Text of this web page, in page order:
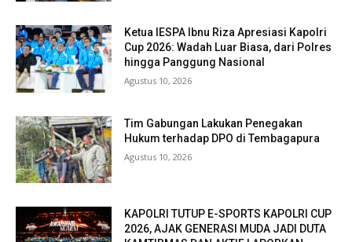
Ketua IESPA Ibnu Riza Apresiasi Kapolri
Cup 2026: Wadah Luar Biasa, dari Polres
hingga Panggung Nasional
Agustus 10, 2026
Tim Gabungan Lakukan Penegakan
Hukum terhadap DPO di Tembagapura
Agustus 10, 2026
KAPOLRI TUTUP E-SPORTS KAPOLRI CUP
2026, AJAK GENERASI MUDA JADI DUTA